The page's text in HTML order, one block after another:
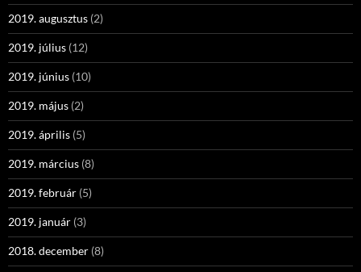
2019. augusztus (2)
2019. július (12)
2019. június (10)
2019. május (2)
2019. április (5)
2019. március (8)
2019. február (5)
2019. január (3)
2018. december (8)